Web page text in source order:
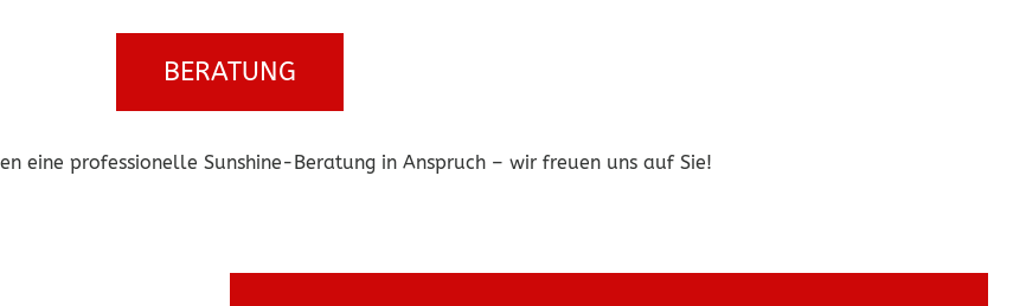
BERATUNG
eine professionelle Sunshine-Beratung in Anspruch – wir freuen uns auf Sie!